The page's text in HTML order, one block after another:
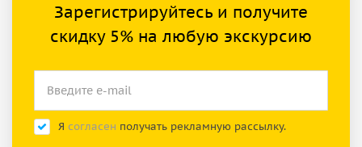
Зарегистрируйтесь и получите
скидку 5% на любую экскурсию
Я согласен получать рекламную рассылку.